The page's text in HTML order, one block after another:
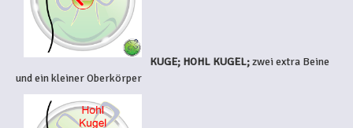
KUGE; HOHL KUGEL;zwei extra Beine
und ein kleiner Oberkörper